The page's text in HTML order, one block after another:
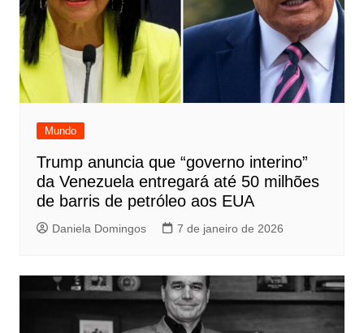
Mundo
Trump anuncia que “governo interino”
da Venezuela entregará até 50 milhões
de barris de petróleo aos EUA
Daniela Domingos 7 de janeiro de 2026